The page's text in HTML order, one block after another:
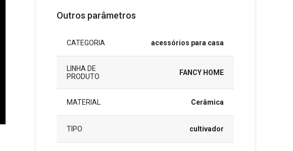
Outros parâmetros
CATEGORIA acessórios para casa
LINHA DE
PRODUTO
FANCY HOME
MATERIAL Cerâmica
TIPO cultivador